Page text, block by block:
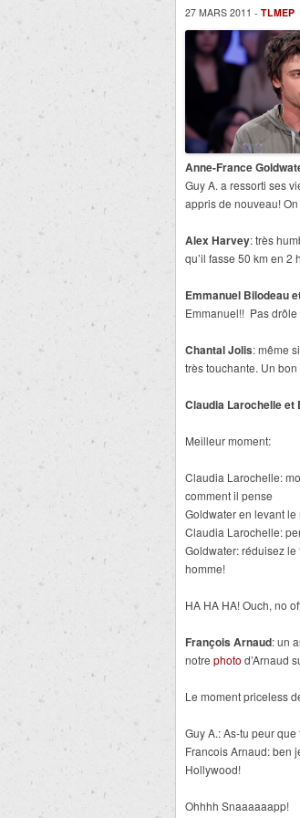
27 MARS 2011 - TLMEP
Anne-France
Guy A. a ressorti ses
appris de nouveau!
Alex Harvey: très
qu’il fasse 50 km en
Emmanuel Bilodeau
Emmanuel!! Pas
Chantal Jolis: même
très touchante. Un
Claudia Larochelle et
Meilleur moment:
Claudia Larochelle:
comment il pense
Goldwater en levant
Claudia Larochelle:
Goldwater: réduisez le
homme!
HA HA HA! Ouch, no
François Arnaud: un
notre photo d’Arnaud
Le moment priceless
Guy A.: As-tu peur
Francois Arnaud: ben
Hollywood!
Ohhhh Snaaaaaapp!